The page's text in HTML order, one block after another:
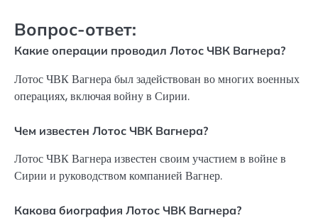
Вопрос-ответ:
Какие операции проводил Лотос ЧВК Вагнера?
Лотос ЧВК Вагнера был задействован во многих военных
операциях, включая войну в Сирии.
Чем известен Лотос ЧВК Вагнера?
Лотос ЧВК Вагнера известен своим участием в войне в
Сирии и руководством компанией Вагнер.
Какова биография Лотос ЧВК Вагнера?